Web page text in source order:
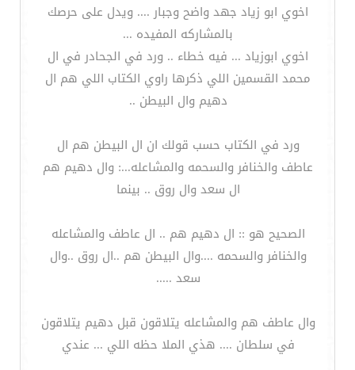
اخوي ابو زياد جهد واضح وجبار .... ويدل على حرصك
بالمشاركه المفيده ...
اخوي ابوزياد ... فيه خطاء .. ورد في الجحادر في ال
محمد القسمين اللي ذكرها راوي الكتاب اللي هم ال
دهيم وال البيطن ..
ورد في الكتاب حسب قولك ان ال البيطن هم ال
عاطف والخنافر والسحمه والمشاعله...: وال دهيم هم
ال سعد وال روق .. بينما
الصحيح هو :: ال دهيم هم .. ال عاطف والمشاعله
والخنافر والسحمه ....وال البيطن هم ..ال روق ..وال
سعد .....
وال عاطف هم والمشاعله يتلاقون قبل دهيم يتلاقون
في سلطان .... هذي الملا حظه اللي ... عندي